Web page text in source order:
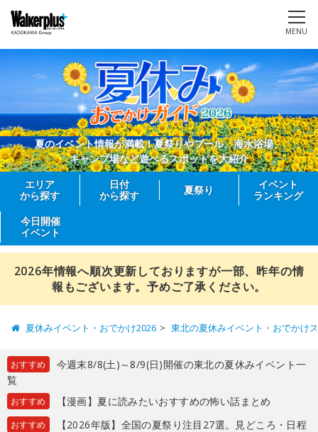
MENU
夏のイベント情報が満載！夏祭りやプール、海水浴場、
キャンプ場など遊べるスポットを大紹介
エリア
から探す
日付
から探す
夏祭り
イベント
ランキング
今日開催
イベント
2026年情報へ順次更新しておりますが一部、昨年の情
報もございます。予めご了承ください。
夏休みイベント・おでかけ2026 東北の夏休みイベント・おでかけ
おすすめ
今週末8/8(土)～8/9(日)開催の東北の夏休みイベント一
覧
おすすめ 【漫画】夏に読みたいおすすめの怖い話まとめ
おすすめ
【2026年版】全国の夏祭り注目27選。見どころ・日程